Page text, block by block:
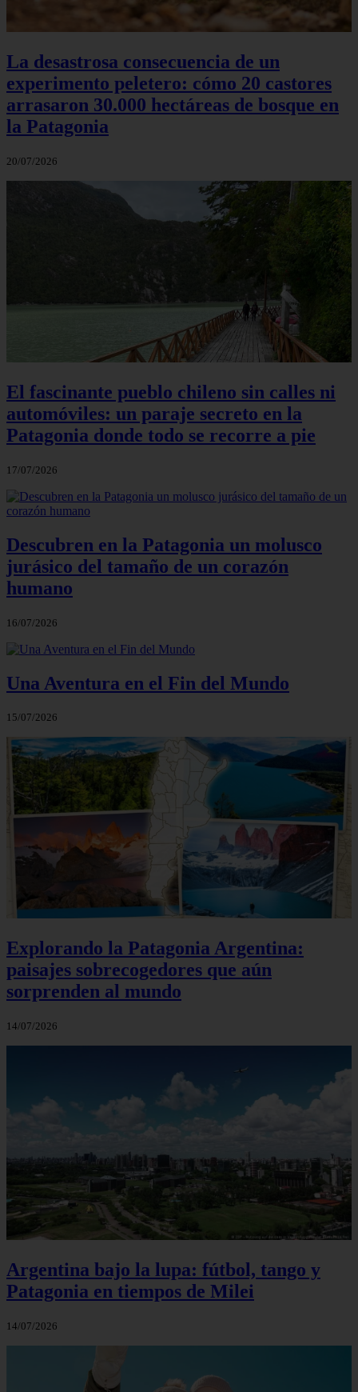
La desastrosa consecuencia de un
experimento peletero: cómo 20 castores
arrasaron 30.000 hectáreas de bosque en
la Patagonia
20/07/2026
El fascinante pueblo chileno sin calles ni
automóviles: un paraje secreto en la
Patagonia donde todo se recorre a pie
17/07/2026
Descubren en la Patagonia un molusco
jurásico del tamaño de un corazón
humano
16/07/2026
Una Aventura en el Fin del Mundo
15/07/2026
Explorando la Patagonia Argentina:
paisajes sobrecogedores que aún
sorprenden al mundo
14/07/2026
Argentina bajo la lupa: fútbol, tango y
Patagonia en tiempos de Milei
14/07/2026